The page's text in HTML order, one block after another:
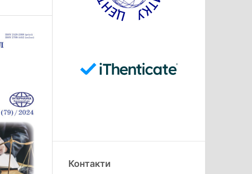
Контакти